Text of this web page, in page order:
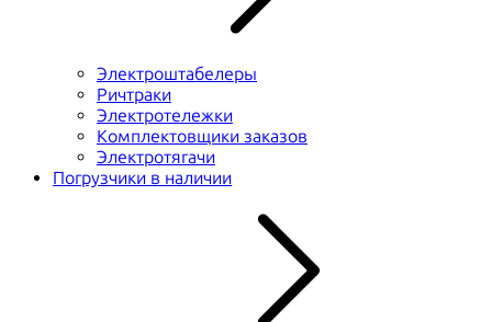
Электроштабелеры
Ричтраки
Электротележки
Комплектовщики заказов
Электротягачи
Погрузчики в наличии